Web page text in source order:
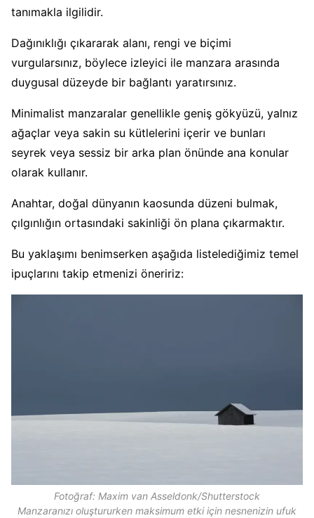
tanımakla ilgilidir.
Dağınıklığı çıkararak alanı, rengi ve biçimi
vurgularsınız, böylece izleyici ile manzara arasında
duygusal düzeyde bir bağlantı yaratırsınız.
Minimalist manzaralar genellikle geniş gökyüzü, yalnız
ağaçlar veya sakin su kütlelerini içerir ve bunları
seyrek veya sessiz bir arka plan önünde ana konular
olarak kullanır.
Anahtar, doğal dünyanın kaosunda düzeni bulmak,
çılgınlığın ortasındaki sakinliği ön plana çıkarmaktır.
Bu yaklaşımı benimserken aşağıda listelediğimiz temel
ipuçlarını takip etmenizi öneririz:
Fotoğraf: Maxim van Asseldonk/Shutterstock
Manzaranızı oluştururken maksimum etki için nesnenizin ufuk